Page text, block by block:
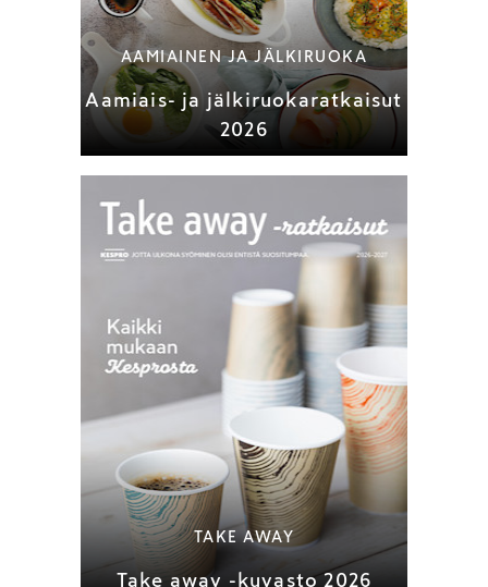
AAMIAINEN JA JÄLKIRUOKA
Aamiais- ja jälkiruokaratkaisut
2026
TAKE AWAY
Take away -kuvasto 2026